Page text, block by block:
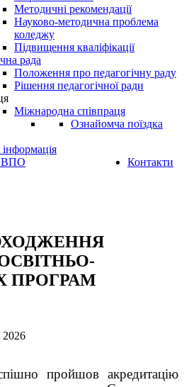
Методичні рекомендації
Науково-методична проблема
коледжу
Підвищення кваліфікації
рада
Положення про педагогічну раду
Рішення педагогічної ради
Міжнародна співпраця
Ознайомча поїздка
інформація
ВПО
Контакти
ПРОГРАМ
2026
пройшов акредитацію